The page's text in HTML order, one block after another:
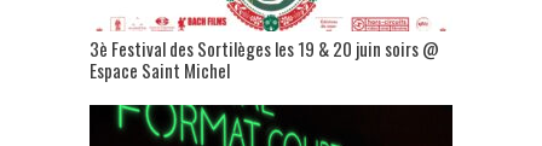
3è Festival des Sortilèges les 19 & 20 juin soirs @
Espace Saint Michel